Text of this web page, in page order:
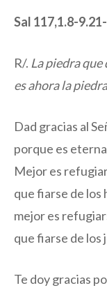
Sal 117,1.8-
R/. La piedra
es ahora la
Dad gracias al
porque es
Mejor es
que fiarse de los
mejor es
que fiarse de los
Te doy gracias